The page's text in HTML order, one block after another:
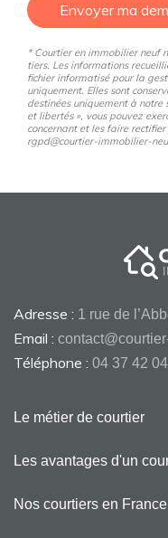
Envoyer ma
* Courtier en immobilier neuf
tiers. Les informations
fichier informatisé pour la
uniquement. Elles sont
destinées uniquement à
et libertés », vous pouvez
concernant et les faire
rgpd@courtier-immobilier-
Adresse : 1 rue de
Email :
Téléphone : 04 37 42
Le métier de courtier
Les avantages d'un
Nos courtiers en France